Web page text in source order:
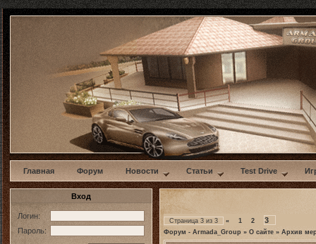
w
Главная Форум Новости Статьи Test Drive
Вход
Логин:
Пароль:
Страница 3 из 3 « 1 2 3
Форум - Armada_Group » О сайте » Архив